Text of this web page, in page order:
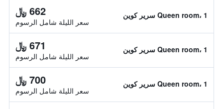
Queen room، 1 سرير كوين 662 ﷼
سعر الليلة شامل الرسوم
Queen room، 1 سرير كوين 671 ﷼
سعر الليلة شامل الرسوم
Queen room، 1 سرير كوين 700 ﷼
سعر الليلة شامل الرسوم